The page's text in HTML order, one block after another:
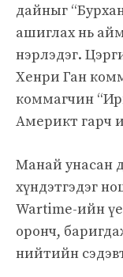
дайныг
ашиглах нь
нэрлэдэг.
Хенри Ган
коммагчин
Америкт гарч
Манай унасан
хүндэтгэдэг
Wartime-ийн
оронч,
нийтийн